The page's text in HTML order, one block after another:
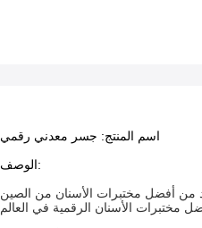
اسم المنتج: جسر معدني رقمي
الوصف: